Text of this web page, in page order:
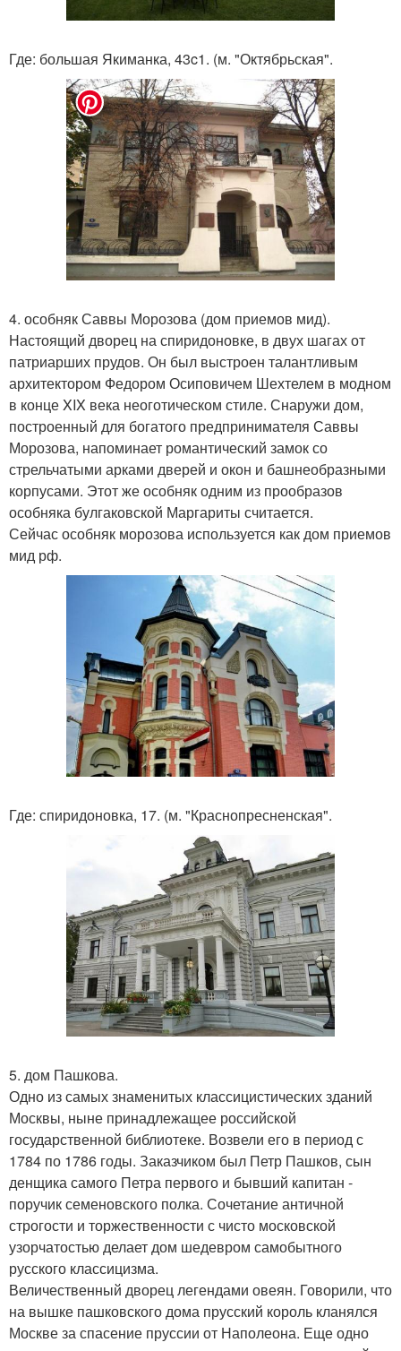
Где: большая Якиманка, 43c1. (м. "Октябрьская".
4. особняк Саввы Морозова (дом приемов мид).
Настоящий дворец на спиридоновке, в двух шагах от
патриарших прудов. Он был выстроен талантливым
архитектором Федором Осиповичем Шехтелем в модном
в конце XIX века неоготическом стиле. Снаружи дом,
построенный для богатого предпринимателя Саввы
Морозова, напоминает романтический замок со
стрельчатыми арками дверей и окон и башнеобразными
корпусами. Этот же особняк одним из прообразов
особняка булгаковской Маргариты считается.
Сейчас особняк морозова используется как дом приемов
мид рф.
Где: спиридоновка, 17. (м. "Краснопресненская".
5. дом Пашкова.
Одно из самых знаменитых классицистических зданий
Москвы, ныне принадлежащее российской
государственной библиотеке. Возвели его в период с
1784 по 1786 годы. Заказчиком был Петр Пашков, сын
денщика самого Петра первого и бывший капитан -
поручик семеновского полка. Сочетание античной
строгости и торжественности с чисто московской
узорчатостью делает дом шедевром самобытного
русского классицизма.
Величественный дворец легендами овеян. Говорили, что
на вышке пашковского дома прусский король кланялся
Москве за спасение пруссии от Наполеона. Еще одно